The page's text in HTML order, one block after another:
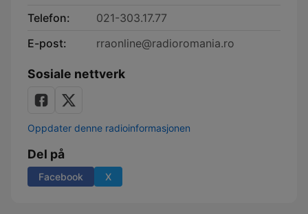
Telefon:
021-303.17.77
E-post:
rraonline@radioromania.ro
Sosiale nettverk
Oppdater denne radioinformasjonen
Del på
Facebook X